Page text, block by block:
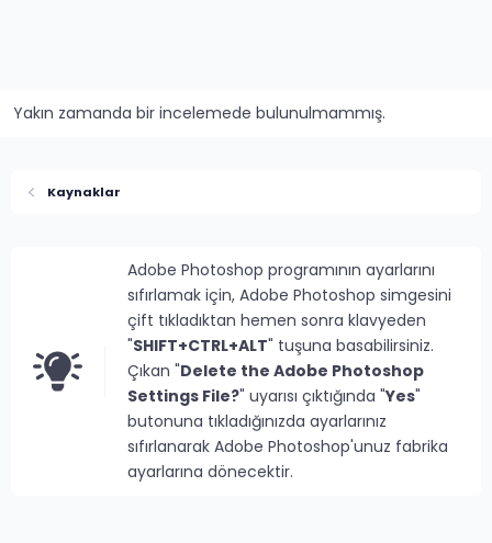
Yakın zamanda bir incelemede bulunulmammış.
Kaynaklar
Adobe Photoshop programının ayarlarını
sıfırlamak için, Adobe Photoshop simgesini
çift tıkladıktan hemen sonra klavyeden
"SHIFT+CTRL+ALT" tuşuna basabilirsiniz.
Çıkan "Delete the Adobe Photoshop
Settings File?" uyarısı çıktığında "Yes"
butonuna tıkladığınızda ayarlarınız
sıfırlanarak Adobe Photoshop'unuz fabrika
ayarlarına dönecektir.